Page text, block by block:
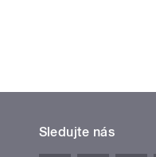
Sledujte nás